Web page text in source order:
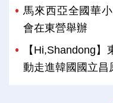
馬來西亞全國華
會在東營舉辦
【Hi,Shandong
動走進韓國國立昌